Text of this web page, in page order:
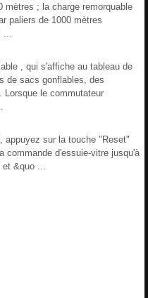
mètres ; la charge remorquable
paliers de 1000 mètres
, qui s'affiche au tableau de
de sacs gonflables, des
Lorsque le commutateur
appuyez sur la touche "Reset"
commande d'essuie-vitre jusqu'à
&quo ...